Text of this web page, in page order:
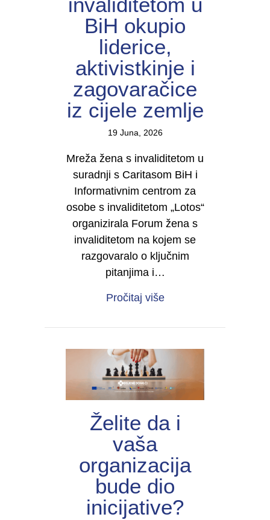
BiH okupio
liderice,
aktivistkinje i
zagovaračice
iz cijele zemlje
19 Juna, 2026
Mreža žena s invaliditetom u
suradnji s Caritasom BiH i
Informativnim centrom za
osobe s invaliditetom „Lotos“
organizirala Forum žena s
invaliditetom na kojem se
razgovaralo o ključnim
pitanjima i…
Pročitaj višeabout Forum žena s
Želite da i
vaša
organizacija
bude dio
inicijative?